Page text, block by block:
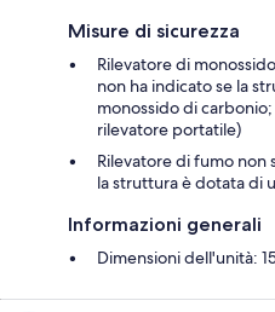
Misure di sicurezza
Rilevatore di
non ha indicato se la
monossido di
rilevatore portatile)
Rilevatore di fumo non
la struttura è dotata di
Informazioni generali
Dimensioni dell'unità: